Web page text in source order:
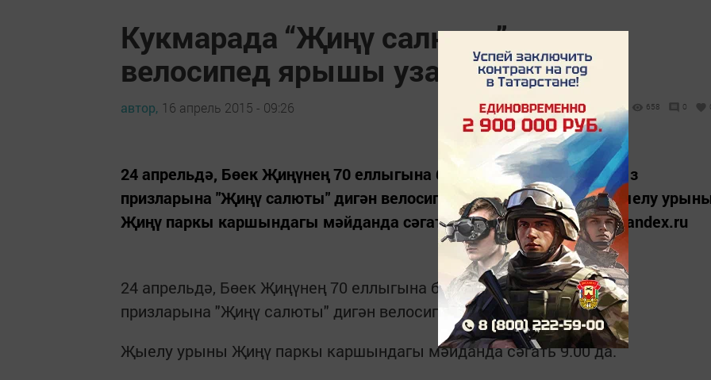
Кукмарада “Җиңү салюты” дигән
велосипед ярышы узачак
автор, 16 апрель 2015 - 09:26 658 0
24 апрельдә, Бөек Җиңүнең 70 еллыгына багышлап, якташларыбыз
призларына "Җиңү салюты" дигән велосипед ярышы үткәрелә. Җыелу
Җиңү паркы каршындагы мәйданда сәгать 9.00 да. фото: https://yandex.ru
24 апрельдә, Бөек Җиңүнең 70 еллыгына багышлап, якташларыбыз
призларына "Җиңү салюты" дигән велосипед ярышы үткәрелә.
Җыелу урыны Җиңү паркы каршындагы мәйданда сәгать 9.00 да.